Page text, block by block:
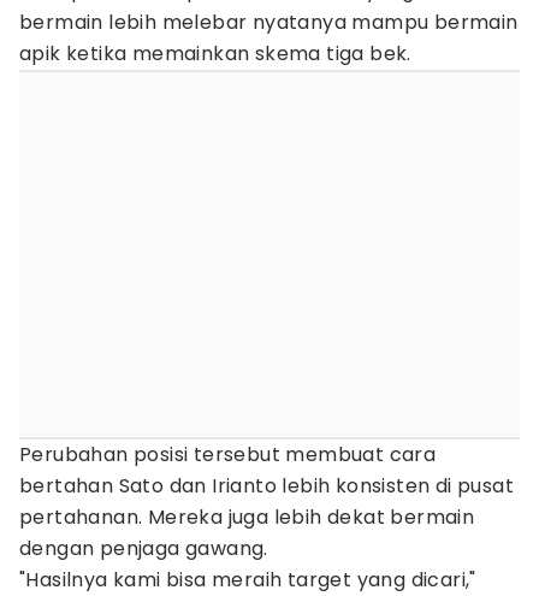
bermain lebih melebar nyatanya mampu bermain
apik ketika memainkan skema tiga bek.
Perubahan posisi tersebut membuat cara
bertahan Sato dan Irianto lebih konsisten di pusat
pertahanan. Mereka juga lebih dekat bermain
dengan penjaga gawang.
"Hasilnya kami bisa meraih target yang dicari,"